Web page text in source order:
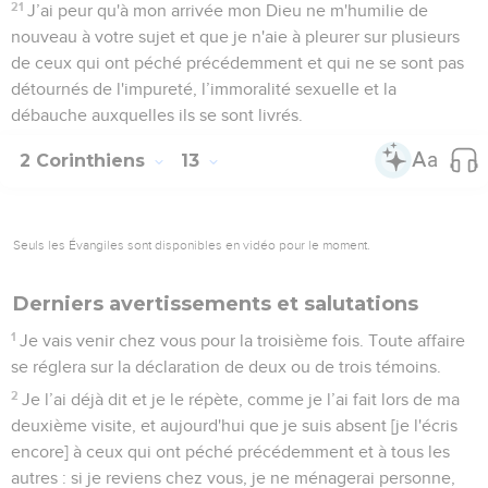
21 J’ai peur qu'à mon arrivée mon Dieu ne m'humilie de
nouveau à votre sujet et que je n'aie à pleurer sur plusieurs
de ceux qui ont péché précédemment et qui ne se sont pas
détournés de l'impureté, l’immoralité sexuelle et la
débauche auxquelles ils se sont livrés.
2 Corinthiens 13
Seuls les Évangiles sont disponibles en vidéo pour le moment.
Derniers avertissements et salutations
1 Je vais venir chez vous pour la troisième fois. Toute affaire
se réglera sur la déclaration de deux ou de trois témoins.
2 Je l’ai déjà dit et je le répète, comme je l’ai fait lors de ma
deuxième visite, et aujourd'hui que je suis absent [je l'écris
encore] à ceux qui ont péché précédemment et à tous les
autres : si je reviens chez vous, je ne ménagerai personne,